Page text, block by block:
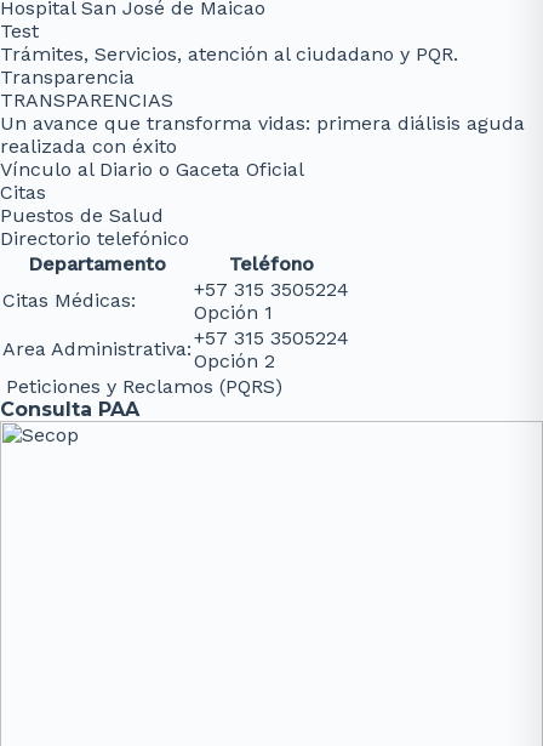
Hospital San José de Maicao
Test
Trámites, Servicios, atención al ciudadano y PQR.
Transparencia
TRANSPARENCIAS
Un avance que transforma vidas: primera diálisis aguda
realizada con éxito
Vínculo al Diario o Gaceta Oficial
Citas
Puestos de Salud
Directorio telefónico
Departamento
Teléfono
Citas Médicas:
+57 315 3505224
Opción 1
Area Administrativa:+57 315 3505224
Opción 2
Peticiones y Reclamos (PQRS)
Consulta PAA